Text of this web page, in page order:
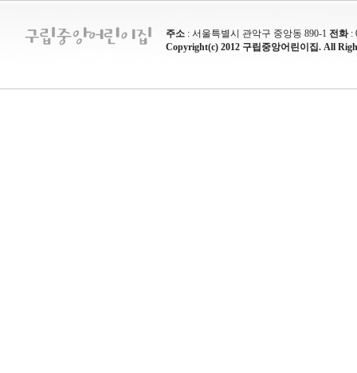
주소 : 서울특별시 관악구 중앙동 890-1 전화:
Copyright(c) 2012 구립중앙어린이집. All